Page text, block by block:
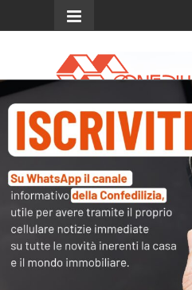
Menu
Italia Oggi –
Seminterrato
lavorativa,